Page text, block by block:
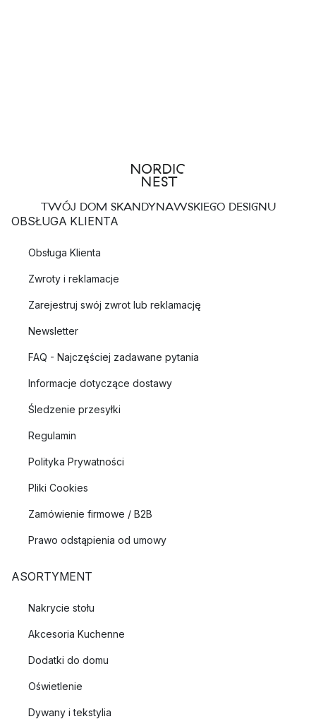
TWÓJ DOM SKANDYNAWSKIEGO DESIGNU
OBSŁUGA KLIENTA
Obsługa Klienta
Zwroty i reklamacje
Zarejestruj swój zwrot lub reklamację
Newsletter
FAQ - Najczęściej zadawane pytania
Informacje dotyczące dostawy
Śledzenie przesyłki
Regulamin
Polityka Prywatności
Pliki Cookies
Zamówienie firmowe / B2B
Prawo odstąpienia od umowy
ASORTYMENT
Nakrycie stołu
Akcesoria Kuchenne
Dodatki do domu
Oświetlenie
Dywany i tekstylia